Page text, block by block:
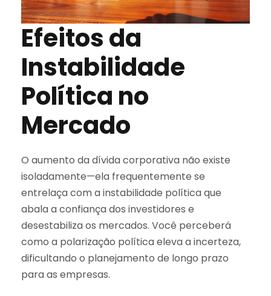
Efeitos da
Instabilidade
Política no
Mercado
O aumento da dívida corporativa não existe
isoladamente—ela frequentemente se
entrelaça com a instabilidade política que
abala a confiança dos investidores e
desestabiliza os mercados. Você perceberá
como a polarização política eleva a incerteza,
dificultando o planejamento de longo prazo
para as empresas.